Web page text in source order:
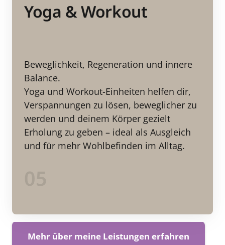
Yoga & Workout
Beweglichkeit, Regeneration und innere
Balance.
Yoga und Workout-Einheiten helfen dir,
Verspannungen zu lösen, beweglicher zu
werden und deinem Körper gezielt
Erholung zu geben – ideal als Ausgleich
und für mehr Wohlbefinden im Alltag.
Mehr über meine Leistungen erfahren